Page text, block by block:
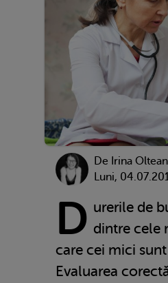
De Irina
Luni,
D urerile de
dintre cele
care cei mici
Evaluarea